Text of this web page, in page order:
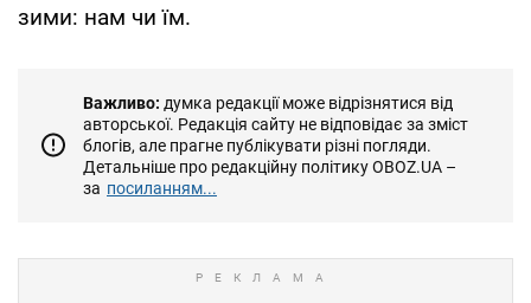
зими: нам чи їм.
Важливо: думка редакції може відрізнятися від
авторської. Редакція сайту не відповідає за зміст
блогів, але прагне публікувати різні погляди.
Детальніше про редакційну політику OBOZ.UA –
за посиланням...